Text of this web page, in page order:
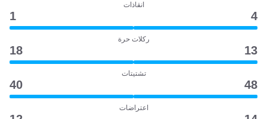
انقاذات
4
1
ركلات حرة
13
18
تشتيتات
48
40
اعتراضات